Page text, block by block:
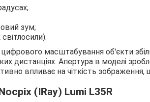
зум;
масштабування об'єкти
дистанціях. Апертура в моделі
впливає на чіткість зображення,
(IRay) Lumi L35R